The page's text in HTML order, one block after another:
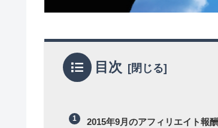
目次
2015年9月のアフィリエイト報酬